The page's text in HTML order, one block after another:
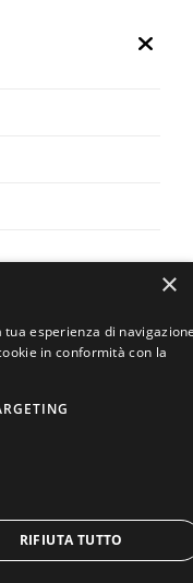
×
esperienza di
in conformità con la
RIFIUTA TUTTO